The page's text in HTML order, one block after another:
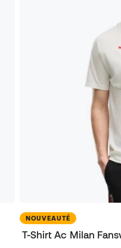
NOUVEAUTÉ
T-Shirt Ac Milan